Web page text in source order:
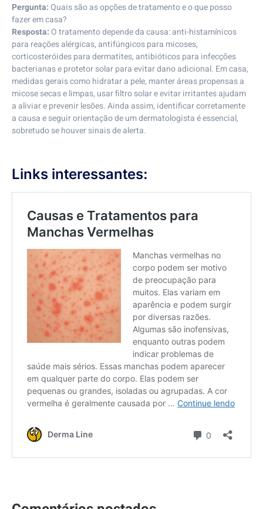
Pergunta:Quais são as opções de tratamento e o que posso
fazer em casa?
Resposta: O tratamento depende da causa: anti-histamínicos
para reações alérgicas, antifúngicos para micoses,
corticosteróides para dermatites, antibióticos para infecções
bacterianas e protetor solar para evitar dano adicional. Em casa,
medidas gerais como hidratar a pele, manter áreas propensas a
micose secas e limpas, usar filtro solar e evitar irritantes ajudam
a aliviar e prevenir lesões. Ainda assim, identificar corretamente
a causa e seguir orientação de um dermatologista é essencial,
sobretudo se houver sinais de alerta.
Links interessantes: